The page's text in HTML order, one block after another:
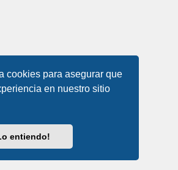
cookies para asegurar que
en nuestro sitio
entiendo!